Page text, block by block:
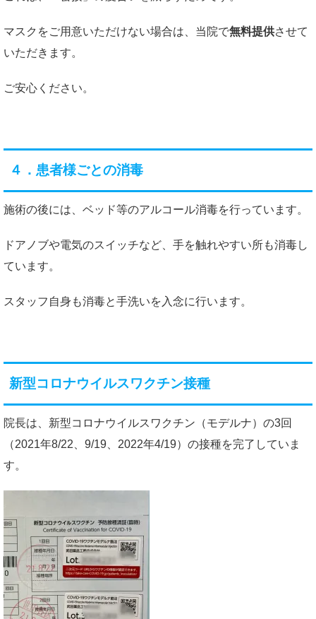
マスクをご用意いただけない場合は、当院で無料提供させて
いただきます。
ご安心ください。
４．患者様ごとの消毒
施術の後には、ベッド等のアルコール消毒を行っています。
ドアノブや電気のスイッチなど、手を触れやすい所も消毒し
ています。
スタッフ自身も消毒と手洗いを入念に行います。
新型コロナウイルスワクチン接種
院長は、新型コロナウイルスワクチン（モデルナ）の3回
（2021年8/22、9/19、2022年4/19）の接種を完了していま
す。